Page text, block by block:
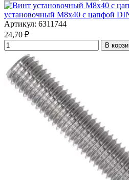
установочный М8х40 с цапфой
Артикул: 6311744
24,70 ₽
В